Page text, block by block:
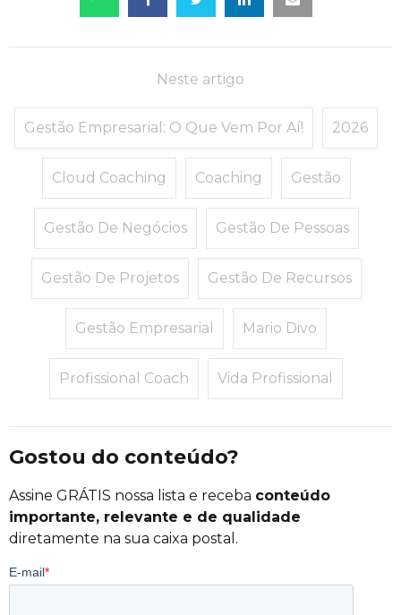
Neste artigo
Gestão Empresarial: O Que Vem Por Aí! 2026
Cloud Coaching Coaching Gestão
Gestão De Negócios Gestão De Pessoas
Gestão De Projetos Gestão De Recursos
Gestão Empresarial Mario Divo
Profissional Coach Vida Profissional
Gostou do conteúdo?
Assine GRÁTIS nossa lista e receba conteúdo
importante, relevante e de qualidade
diretamente na sua caixa postal.